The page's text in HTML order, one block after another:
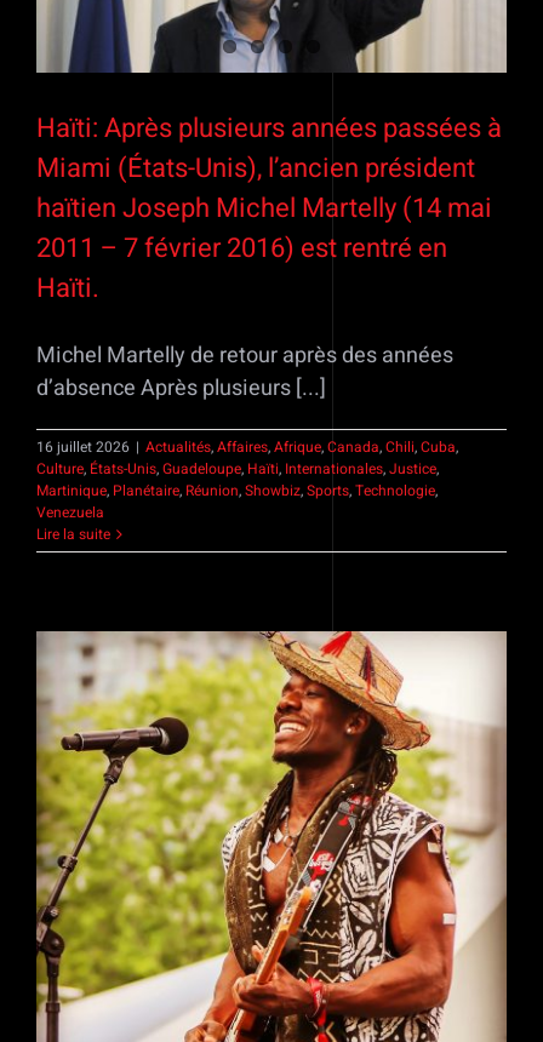
Haïti: Après plusieurs années passées à
Miami (États-Unis), l’ancien président
haïtien Joseph Michel Martelly (14 mai
2011 – 7 février 2016) est rentré en
Haïti.
Michel Martelly de retour après des années
d’absence Après plusieurs [...]
16 juillet 2026 | Actualités,Affaires,Afrique,Canada,Chili,Cuba,
Culture, États-Unis,Guadeloupe, Haïti, Internationales,Justice,
Martinique, Planétaire, Réunion,Showbiz,Sports,Technologie,
Venezuela
Lire la suite